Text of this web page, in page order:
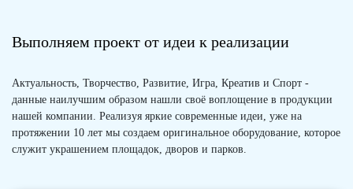
Выполняем проект от идеи к реализации
Актуальность, Творчество, Развитие, Игра, Креатив и Спорт -
данные наилучшим образом нашли своё воплощение в продукции
нашей компании. Реализуя яркие современные идеи, уже на
протяжении 10 лет мы создаем оригинальное оборудование, которое
служит украшением площадок, дворов и парков.